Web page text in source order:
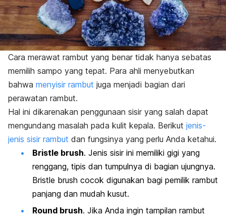
Cara merawat rambut yang benar tidak hanya sebatas
memilih sampo yang tepat. Para ahli menyebutkan
bahwa menyisir rambut juga menjadi bagian dari
perawatan rambut.
Hal ini dikarenakan penggunaan sisir yang salah dapat
mengundang masalah pada kulit kepala. Berikut jenis-
jenis sisir rambut dan fungsinya yang perlu Anda ketahui.
Bristle brush. Jenis sisir ini memiliki gigi yang
renggang, tipis dan tumpulnya di bagian ujungnya.
Bristle brush cocok digunakan bagi pemilik rambut
panjang dan mudah kusut.
Round brush. Jika Anda ingin tampilan rambut